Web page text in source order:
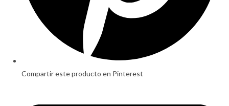
Compartir este producto en Pinterest